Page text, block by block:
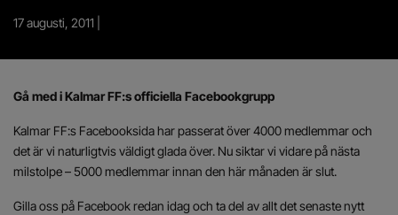
17 augusti, 2011 |
Gå med i Kalmar FF:s officiella Facebookgrupp
Kalmar FF:s Facebooksida har passerat över 4000 medlemmar och
det är vi naturligtvis väldigt glada över. Nu siktar vi vidare på nästa
milstolpe – 5000 medlemmar innan den här månaden är slut.
Gilla oss på Facebook redan idag och ta del av allt det senaste nytt